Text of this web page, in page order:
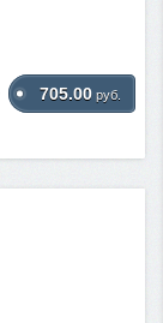
705.00 руб.